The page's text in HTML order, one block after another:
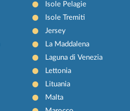
Isole Pelagie
Isole Tremiti
Jersey
La Maddalena
Laguna di Venezia
Lettonia
Lituania
Malta